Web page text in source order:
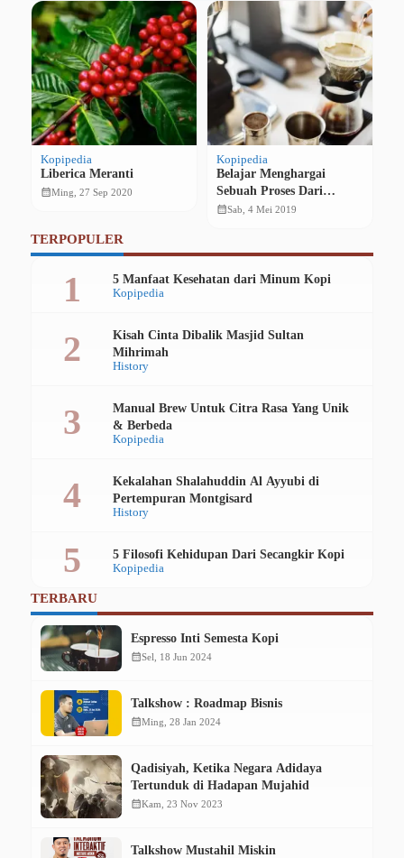
Kopipedia
Liberica Meranti
calendar_monthMing, 27 Sep 2020
Kopipedia
Belajar Menghargai
Sebuah Proses Dari
Secangkir Kopi
calendar_monthSab, 4 Mei 2019
TERPOPULER
Kopipedia
5 Manfaat Kesehatan dari Minum Kopi
History
Kisah Cinta Dibalik Masjid Sultan
Mihrimah
Kopipedia
Manual Brew Untuk Citra Rasa Yang Unik
& Berbeda
History
Kekalahan Shalahuddin Al Ayyubi di
Pertempuran Montgisard
Kopipedia
5 Filosofi Kehidupan Dari Secangkir Kopi
TERBARU
Espresso Inti Semesta Kopi
calendar_monthSel, 18 Jun 2024
Talkshow : Roadmap Bisnis
calendar_monthMing, 28 Jan 2024
Qadisiyah, Ketika Negara Adidaya
Tertunduk di Hadapan Mujahid
calendar_monthKam, 23 Nov 2023
Talkshow Mustahil Miskin